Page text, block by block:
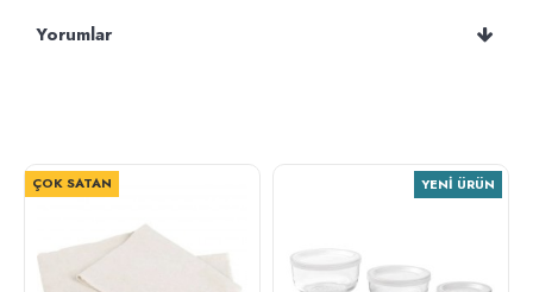
Yorumlar
ÇOK SATAN YENI ÜRÜN